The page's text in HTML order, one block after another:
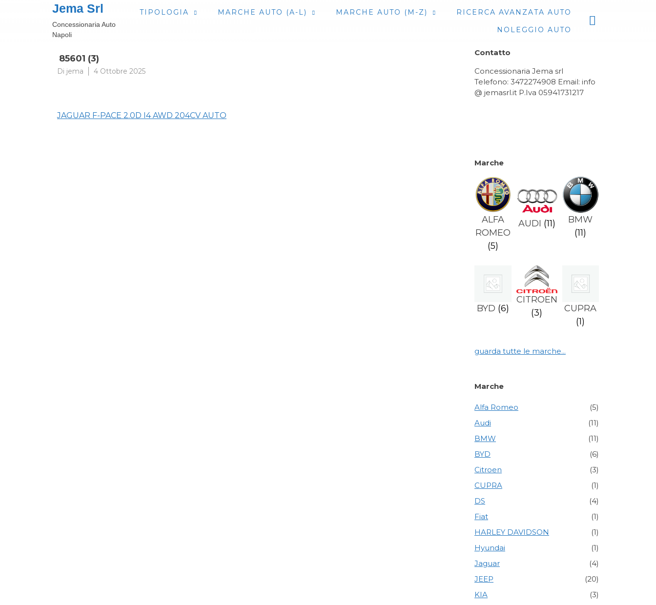
Jema Srl
Concessionaria Auto
Napoli
TIPOLOGIA MARCHE AUTO (A-L) MARCHE AUTO (M-Z)
RICERCA AVANZATA AUTO
NOLEGGIO AUTO
85601 (3)
Di jema 4 Ottobre 2025
Navigazione
JAGUAR F-PACE 2.0D I4 AWD 204CV AUTO
Contatto
Concessionaria Jema srl
Telefono: 3472274908 Email: info
@ jemasrl.it P.Iva 05941731217
Marche
ALFA
ROMEO
(5)
AUDI (11)
BMW
(11)
BYD (6)
CITROEN
(3)
CUPRA
(1)
guarda tutte le marche...
Marche
Alfa Romeo
(5)
Audi
(11)
BMW
(11)
BYD
(6)
Citroen
(3)
CUPRA
(1)
DS
(4)
Fiat
(1)
HARLEY DAVIDSON
(1)
Hyundai
(1)
Jaguar
(4)
JEEP
(20)
KIA
(3)